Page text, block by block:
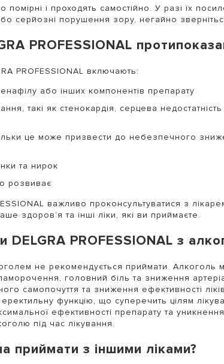
помірні і проходять самостійно. У разі їх
серйозні порушення зору, негайно
PROFESSIONAL
PROFESSIONAL включають:
або інших компонентів препарату
такі як стенокардія, серцева
це може призвести до небезпечного
та нирок
розвиває
важливо проконсультуватися з
здоров’я та інші ліки, які ви приймаєте.
PROFESSIONAL з
не рекомендується приймати. Алкоголь
головний біль та зниження
самопочуття та зниження ефективності
функцію, що суперечить цілям
ефективності препарату та
під час лікування.
приймати з іншими ліками?